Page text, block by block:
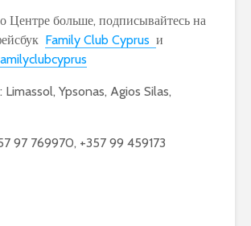
Центре больше, подписывайтесь на
Family Club Cyprus и
Limassol, Ypsonas, Agios Silas,
97 769970, +357 99 459173